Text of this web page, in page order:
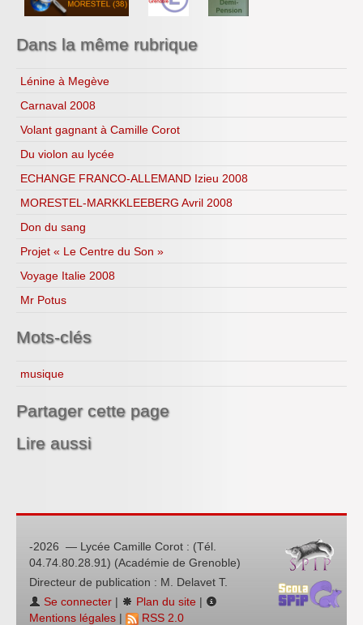
Dans la même rubrique
Lénine à Megève
Carnaval 2008
Volant gagnant à Camille Corot
Du violon au lycée
ECHANGE FRANCO-ALLEMAND Izieu 2008
MORESTEL-MARKKLEEBERG Avril 2008
Don du sang
Projet « Le Centre du Son »
Voyage Italie 2008
Mr Potus
Mots-clés
musique
Partager cette page
Lire aussi
-2026 — Lycée Camille Corot : (Tél.
04.74.80.28.91) (Académie de Grenoble)
Directeur de publication : M. Delavet T.
Se connecter | Plan du site |
Mentions légales | RSS 2.0